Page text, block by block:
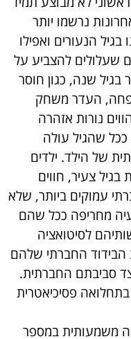
נרשמו יותר
הנעורים ואפילו
שעלולים להצביע על
בגיל שנה, כגון חוסר
העדר משחק
נורות אזהרה
שהגיל עולה
של הילד. ילדים
צעיר, חווים
עמוקים ביותר, שלא
מחריפה ככל שהם
לסיטואציה
הבידוד החברתי שלהם
סביבתם החברתית.
פסיכיאטרית
משמעותית במספר